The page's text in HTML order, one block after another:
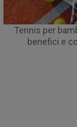
Tennis per
benefici e